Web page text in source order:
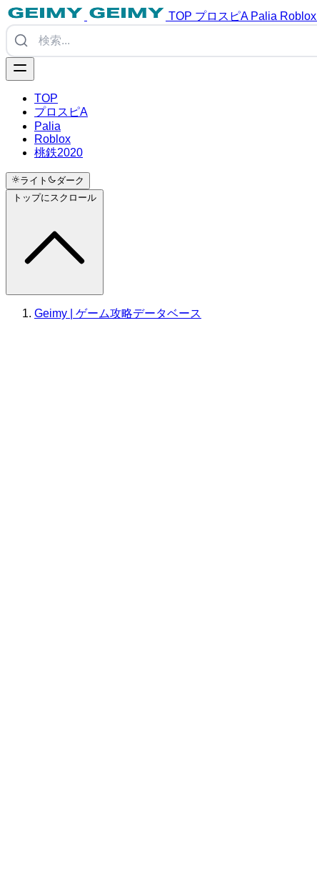
TOP プロスピA Palia Roblox
TOP
プロスピA
Palia
Roblox
桃鉄2020
ライト
ダーク
トップにスクロール
Geimy | ゲーム攻略データベース